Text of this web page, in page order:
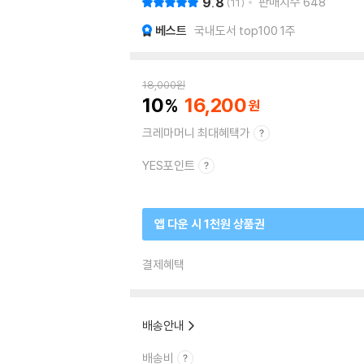
베스트 국내도서 top100 1주
18,000원
10 16,200
크레마머니 최대혜택가
YES포인트
앱 다운 시 1천원 상품권
결제혜택
배송안내
배송비